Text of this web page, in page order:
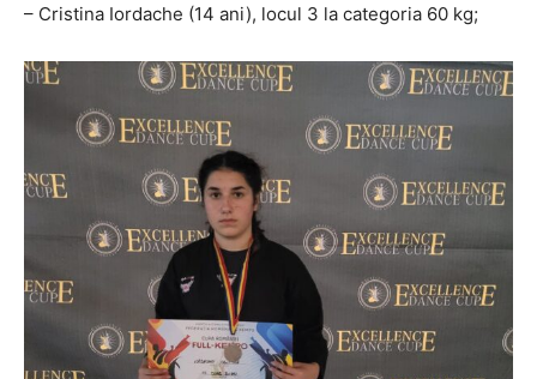
– Cristina Iordache (14 ani), locul 3 la categoria 60 kg;